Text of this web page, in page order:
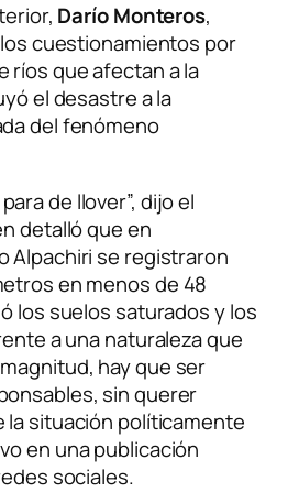
Darío Monteros,
cuestionamientos por
ríos que afectan a la
el desastre a la
del fenómeno
de llover”, dijo el
detalló que en
Alpachiri se registraron
en menos de 48
los suelos saturados y los
a una naturaleza que
hay que ser
sin querer
la situación políticamente
en una publicación
sociales.